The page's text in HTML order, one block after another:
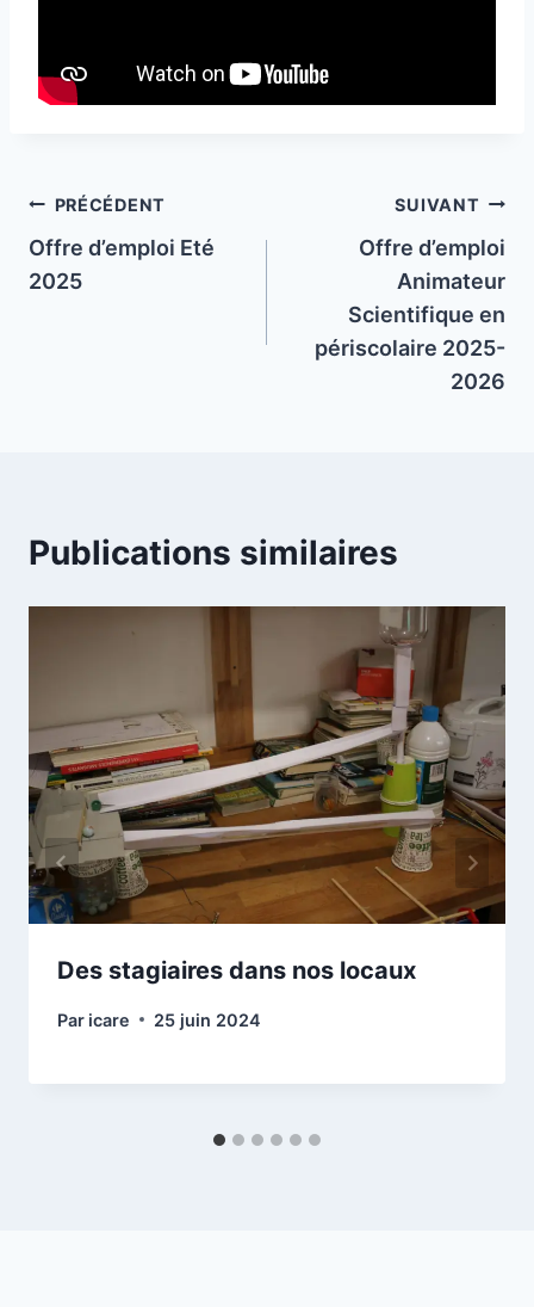
Navigation
de
PRÉCÉDENT
Offre d’emploi Eté
2025
SUIVANT
Offre d’emploi
Animateur
Scientifique en
périscolaire 2025-
2026
Publications similaires
Des stagiaires dans nos locaux
Par icare 25 juin 2024